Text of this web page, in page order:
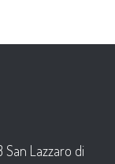
San Lazzaro di